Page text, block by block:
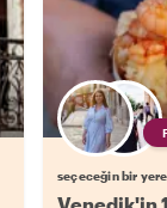
seçeceğin bir